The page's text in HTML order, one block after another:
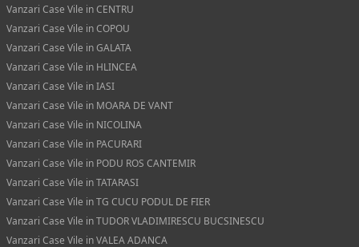
Vanzari Case Vile in CENTRU
Vanzari Case Vile in COPOU
Vanzari Case Vile in GALATA
Vanzari Case Vile in HLINCEA
Vanzari Case Vile in IASI
Vanzari Case Vile in MOARA DE VANT
Vanzari Case Vile in NICOLINA
Vanzari Case Vile in PACURARI
Vanzari Case Vile in PODU ROS CANTEMIR
Vanzari Case Vile in TATARASI
Vanzari Case Vile in TG CUCU PODUL DE FIER
Vanzari Case Vile in TUDOR VLADIMIRESCU BUCSINESCU
Vanzari Case Vile in VALEA ADANCA